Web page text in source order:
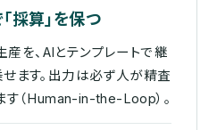
採算」を保つ
産を、AIとテンプレートで継
ます。出力は必ず人が精査
す（Human-in-the-Loop）。